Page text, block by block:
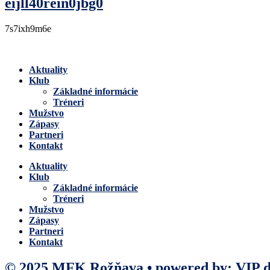
7s7ixh9m6e
Aktuality
Klub
Základné informácie
Tréneri
Mužstvo
Zápasy
Partneri
Kontakt
Aktuality
Klub
Základné informácie
Tréneri
Mužstvo
Zápasy
Partneri
Kontakt